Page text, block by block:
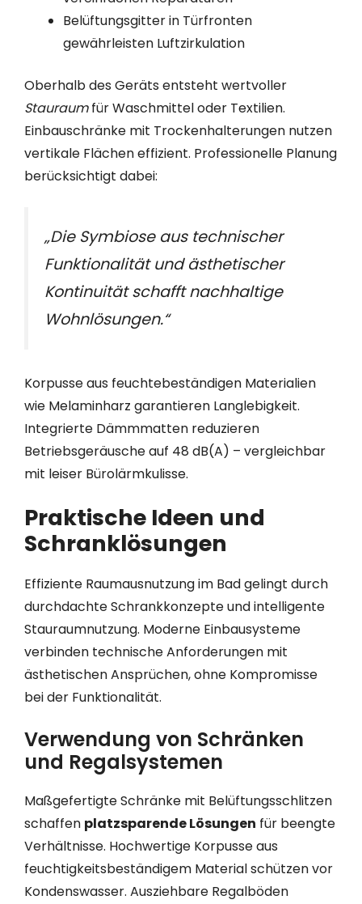
Belüftungsgitter in Türfronten
gewährleisten Luftzirkulation
Oberhalb des Geräts entsteht wertvoller
Stauraumfür Waschmittel oder Textilien.
Einbauschränke mit Trockenhalterungen nutzen
vertikale Flächen effizient. Professionelle Planung
berücksichtigt dabei:
„Die Symbiose aus technischer
Funktionalität und ästhetischer
Kontinuität schafft nachhaltige
Wohnlösungen.“
Korpusse aus feuchtebeständigen Materialien
wie Melaminharz garantieren Langlebigkeit.
Integrierte Dämmmatten reduzieren
Betriebsgeräusche auf 48 dB(A) – vergleichbar
mit leiser Bürolärmkulisse.
Praktische Ideen und
Schranklösungen
Effiziente Raumausnutzung im Bad gelingt durch
durchdachte Schrankkonzepte und intelligente
Stauraumnutzung. Moderne Einbausysteme
verbinden technische Anforderungen mit
ästhetischen Ansprüchen, ohne Kompromisse
bei der Funktionalität.
Verwendung von Schränken
und Regalsystemen
Maßgefertigte Schränke mit Belüftungsschlitzen
schaffen platzsparende Lösungen für beengte
Verhältnisse. Hochwertige Korpusse aus
feuchtigkeitsbeständigem Material schützen vor
Kondenswasser. Ausziehbare Regalböden